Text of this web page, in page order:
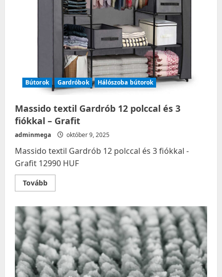
Bútorok Gardróbok Hálószoba bútorok
Massido textil Gardrób 12 polccal és 3
fiókkal – Grafit
adminmega október 9, 2025
Massido textil Gardrób 12 polccal és 3 fiókkal -
Grafit 12990 HUF
TovábbRead
more
textil
Gardrób
12
polccal
és
3
fiókkal
–
Grafit